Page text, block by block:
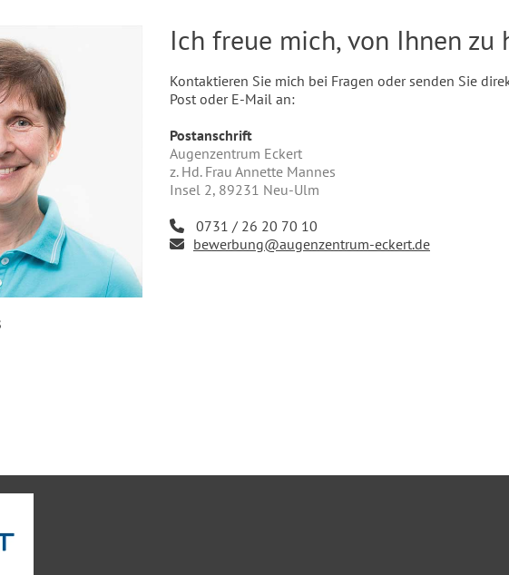
Ich freue mich, von Ihnen zu
Kontaktieren Sie mich bei Fragen oder senden Sie
Post oder E-Mail an:
Postanschrift
Augenzentrum Eckert
z. Hd. Frau Annette Mannes
Insel 2, 89231 Neu-Ulm
0731 / 26 20 70 10
bewerbung@augenzentrum-eckert.de